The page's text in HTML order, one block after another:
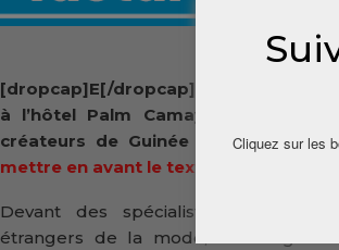
[dropcap]E[/dropcap]n marge de la
à l’hôtel Palm Camayenne, le
créateurs de Guinée appelle le
mettre en avant le textile guinéen
Devant des spécialistes locaux et
étrangers de la mode, le chargé à
Cliquez sur les